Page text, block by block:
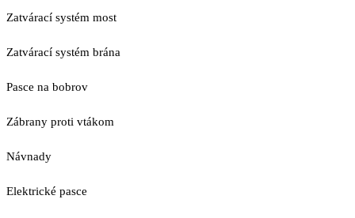
Zatvárací systém most
Zatvárací systém brána
Pasce na bobrov
Zábrany proti vtákom
Návnady
Elektrické pasce